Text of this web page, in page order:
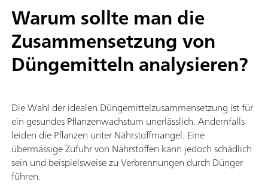
Warum sollte man die
Zusammensetzung von
Düngemitteln analysieren?
Die Wahl der idealen Düngemittelzusammensetzung ist für
ein gesundes Pflanzenwachstum unerlässlich. Andernfalls
leiden die Pflanzen unter Nährstoffmangel. Eine
übermässige Zufuhr von Nährstoffen kann jedoch schädlich
sein und beispielsweise zu Verbrennungen durch Dünger
führen.